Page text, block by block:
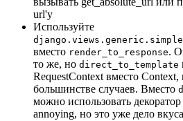
url'у
Используйте
вместо render_to_response.
то же, но direct_to_template
RequestContext вместо
большинстве случаев. Вместо
можно использовать
annoying, но это уже дело